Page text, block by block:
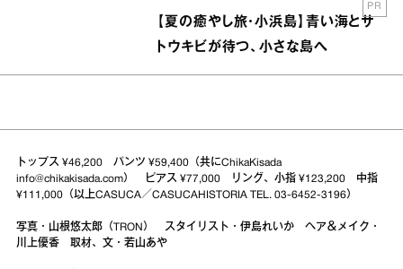
【夏の癒やし旅・小浜島】青い海とサ
トウキビが待つ、小さな島へ
PR
トップス ¥46,200 パンツ ¥59,400（共にChikaKisada
info@chikakisada.com） ピアス ¥77,000 リング、小指 ¥123,200 中指
¥111,000（以上CASUCA／CASUCAHISTORIA TEL. 03-6452-3196）
写真・山根悠太郎（TRON） スタイリスト・伊島れいか ヘア＆メイク・
川上優香 取材、文・若山あや